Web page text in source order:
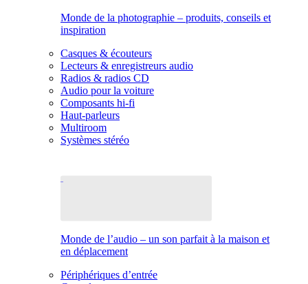
Monde de la photographie – produits, conseils et
inspiration
Casques & écouteurs
Lecteurs & enregistreurs audio
Radios & radios CD
Audio pour la voiture
Composants hi-fi
Haut-parleurs
Multiroom
Systèmes stéréo
Monde de l’audio – un son parfait à la maison et
en déplacement
Périphériques d’entrée